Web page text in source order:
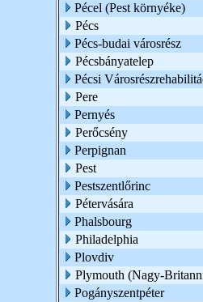
Pécel (Pest környéke)
Pécs
Pécs-budai városrész
Pécsbányatelep
Pécsi
Pere
Pernyés
Perőcsény
Perpignan
Pest
Pestszentlőrinc
Pétervására
Phalsbourg
Philadelphia
Plovdiv
Plymouth (Nagy-
Pogányszentpéter